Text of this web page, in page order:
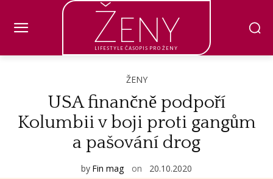
Ženy
LIFESTYLE ČASOPIS PRO ŽENY
ŽENY
USA finančně podpoří
Kolumbii v boji proti gangům
a pašování drog
by Fin mag on 20.10.2020